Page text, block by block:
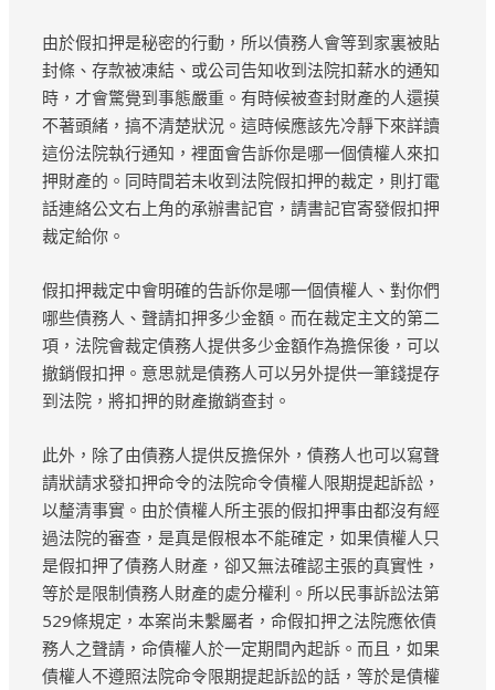
由於假扣押是秘密的行動，所以債務人會等到家裏被貼
封條、存款被凍結、或公司告知收到法院扣薪水的通知
時，才會驚覺到事態嚴重。有時候被查封財產的人還摸
不著頭緒，搞不清楚狀況。這時候應該先冷靜下來詳讀
這份法院執行通知，裡面會告訴你是哪一個債權人來扣
押財產的。同時間若未收到法院假扣押的裁定，則打電
話連絡公文右上角的承辦書記官，請書記官寄發假扣押
裁定給你。
假扣押裁定中會明確的告訴你是哪一個債權人、對你們
哪些債務人、聲請扣押多少金額。而在裁定主文的第二
項，法院會裁定債務人提供多少金額作為擔保後，可以
撤銷假扣押。意思就是債務人可以另外提供一筆錢提存
到法院，將扣押的財產撤銷查封。
此外，除了由債務人提供反擔保外，債務人也可以寫聲
請狀請求發扣押命令的法院命令債權人限期提起訴訟，
以釐清事實。由於債權人所主張的假扣押事由都沒有經
過法院的審查，是真是假根本不能確定，如果債權人只
是假扣押了債務人財產，卻又無法確認主張的真實性，
等於是限制債務人財產的處分權利。所以民事訴訟法第
529條規定，本案尚未繫屬者，命假扣押之法院應依債
務人之聲請，命債權人於一定期間內起訴。而且，如果
債權人不遵照法院命令限期提起訴訟的話，等於是債權